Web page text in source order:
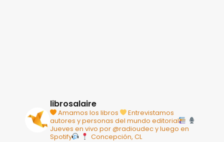
librosalaire
Amamos los libros
Entrevistamos
autores y personas del mundo editorial
Jueves en vivo por @radioudec y luego en
Spotify
Concepción, CL